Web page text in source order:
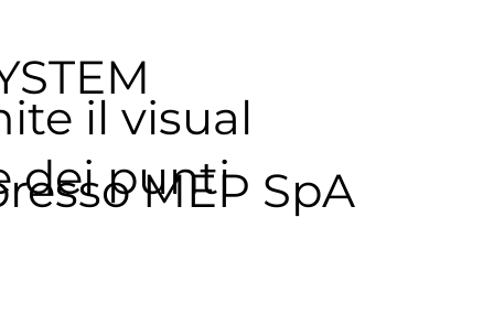
il visual
dei puntiMEP SpA